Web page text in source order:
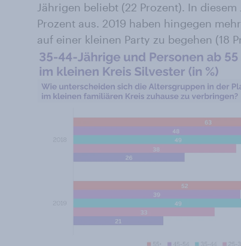
Jährigen beliebt (22 Prozent). In
Prozent aus. 2019 haben hingegen
auf einer kleinen Party zu begehen (18